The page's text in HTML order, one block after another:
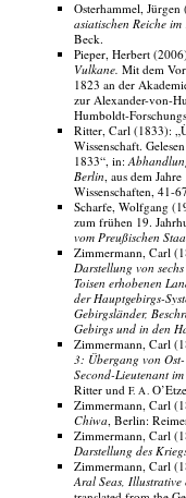
Osterhammel, Jürgen
asiatischen Reiche
Beck.
Pieper, Herbert
Vulkane. Mit dem
1823 an der
zur Alexander-von-
Humboldt-
Ritter, Carl (1833):
Wissenschaft.
1833“, in:
Berlin , aus dem
Wissenschaften, 41-
Scharfe, Wolfgang
zum frühen 19.
vom Preußischen
Zimmermann, Carl
Darstellung von
Toisen erhobenen
der Hauptgebirgs-
Gebirgsländer,
Gebirgs und in den
Zimmermann, Carl
3: Übergang von
Second-Lieutenant
Ritter und F. A.
Zimmermann, Carl
Chiwa, Berlin:
Zimmermann, Carl
Darstellung des
Zimmermann, Carl
Aral Seas,